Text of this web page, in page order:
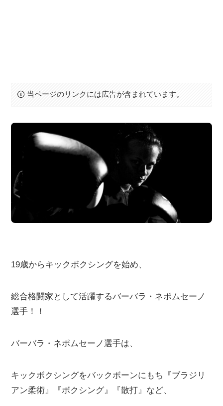
当ページのリンクには広告が含まれています。
19歳からキックボクシングを始め、
総合格闘家として活躍するバーバラ・ネポムセーノ
選手！！
バーバラ・ネポムセーノ選手は、
キックボクシングをバックボーンにもち『ブラジリ
アン柔術』『ボクシング』『散打』など、